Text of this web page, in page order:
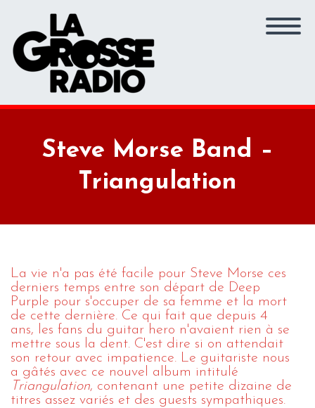
Steve Morse Band –
Triangulation
La vie n'a pas été facile pour Steve Morse ces
derniers temps entre son départ de Deep
Purple pour s'occuper de sa femme et la mort
de cette dernière. Ce qui fait que depuis 4
ans, les fans du guitar hero n'avaient rien à se
mettre sous la dent. C'est dire si on attendait
son retour avec impatience. Le guitariste nous
a gâtés avec ce nouvel album intitulé
Triangulation, contenant une petite dizaine de
titres assez variés et des guests sympathiques.